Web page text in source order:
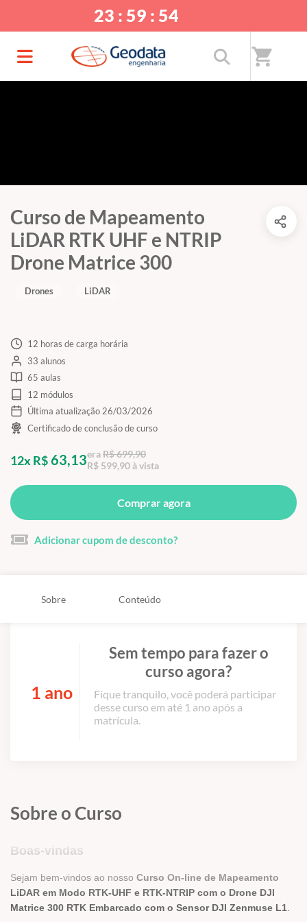
shopping_cart
23 : 59 : 54
Curso de Mapeamento
LiDAR RTK UHF e NTRIP
Drone Matrice 300
Drones LiDAR
12 horas de carga horária
33 alunos
65 aulas
12 módulos
Última atualização 26/03/2026
Certificado de conclusão de curso
12x R$63,13eraR$ 699,90
R$ 599,90 à vista
Comprar agora
Adicionar cupom de desconto?
Sobre Conteúdo
1 ano
Sem tempo para fazer o
curso agora?
Fique tranquilo, você poderá participar
desse curso em até 1 ano após a
matrícula.
Sobre o Curso
Boas-vindas
Sejam bem-vindos ao nosso Curso On-line de Mapeamento
LiDAR em Modo RTK-UHF e RTK-NTRIP com o Drone DJI
Matrice 300 RTK Embarcado com o Sensor DJI Zenmuse L1.